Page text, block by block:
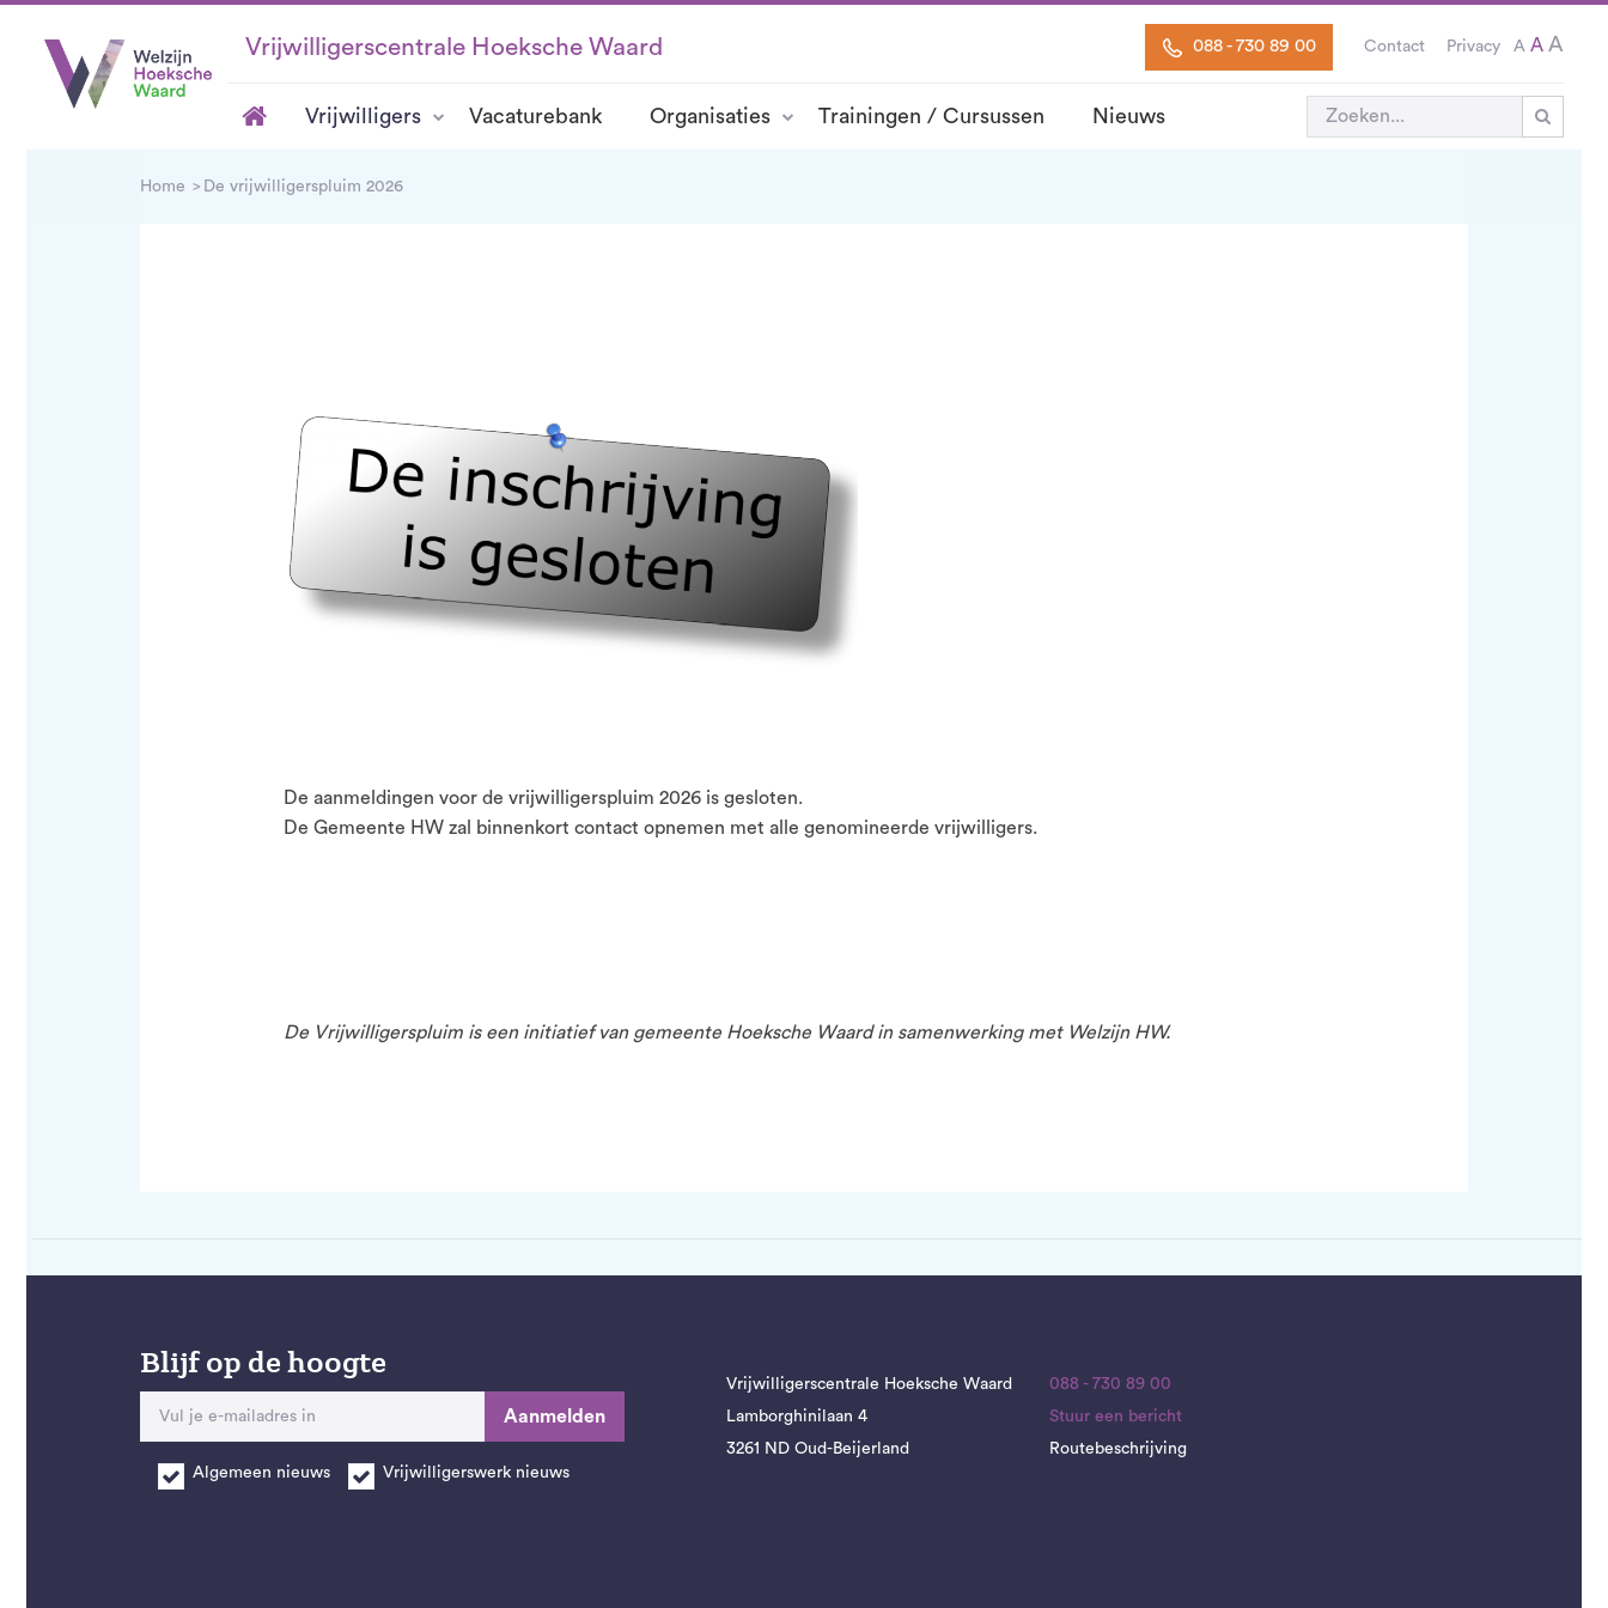
Vrijwilligerscentrale Hoeksche Waard 088 - 730 89 00 Contact Privacy A A A
Vrijwilligers Vacaturebank Organisaties Trainingen / Cursussen Nieuws 
Home De vrijwilligerspluim 2026
De
De aanmeldingen voor de vrijwilligerspluim 2026 is gesloten.
De Gemeente HW zal binnenkort contact opnemen met alle genomineerde vrijwilligers.
De Vrijwilligerspluim is een initiatief van gemeente Hoeksche Waard in samenwerking met Welzijn HW.
Blijf op de hoogte
Aanmelden
Algemeen nieuws Vrijwilligerswerk nieuws
Vrijwilligerscentrale Hoeksche Waard
Lamborghinilaan 4
3261 ND Oud-Beijerland
088 - 730 89 00
Stuur een bericht
Routebeschrijving